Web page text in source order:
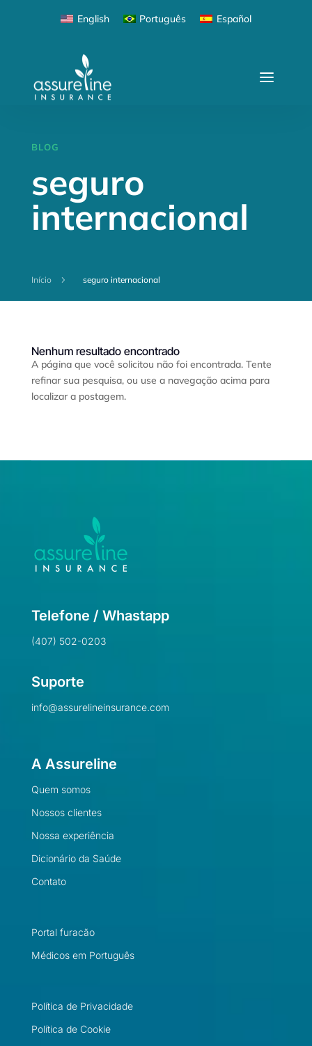
English Português Español
BLOG
seguro
internacional
Início 5 seguro internacional
Nenhum resultado encontrado
A página que você solicitou não foi encontrada. Tente
refinar sua pesquisa, ou use a navegação acima para
localizar a postagem.
Telefone / Whastapp
(407) 502-0203
Suporte
info@assurelineinsurance.com
A Assureline
Quem somos
Nossos clientes
Nossa experiência
Dicionário da Saúde
Contato
Portal furacão
Médicos em Português
Política de Privacidade
Política de Cookie